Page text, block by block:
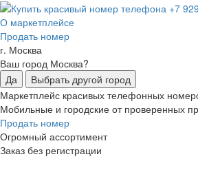
О маркетплейсе
Продать номер
г. Москва
Ваш город Москва?
Да
Выбрать другой город
Маркетплейс красивых телефонных
Мобильные и городские от проверенных
Продать номер
Огромный ассортимент
Заказ без регистрации